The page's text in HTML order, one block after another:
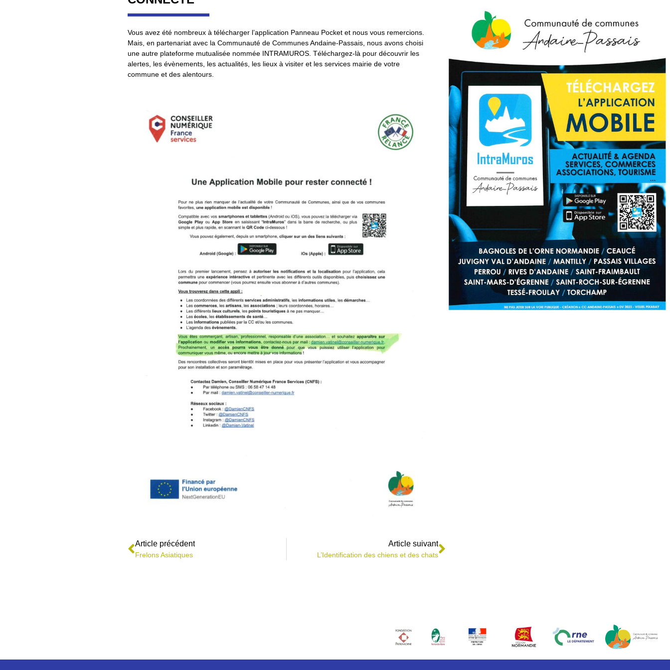
Vous avez été nombreux à télécharger l’application Panneau Pocket et nous vous remercions.
Mais, en partenariat avec la Communauté de Communes Andaine-Passais, nous avons choisi
une autre plateforme mutualisée nommée INTRAMUROS. Téléchargez-là pour découvrir les
alertes, les évènements, les actualités, les lieux à visiter et les services mairie de votre
commune et des alentours.
Article précédent
Frelons Asiatiques
Article suivant
L’Identification des chiens et des chats